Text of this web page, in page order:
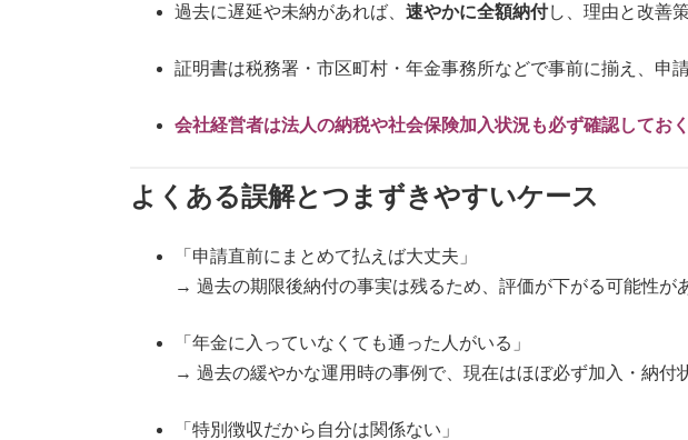
過去に遅延や未納があれば、 速やかに全額納付し、理由と改善
証明書は税務署・市区町村・年金事務所などで事前に揃え、申
会社経営者は法人の納税や社会保険加入状況も必ず確認しておく
よくある誤解とつまずきやすいケース
「申請直前にまとめて払えば大丈夫」
→ 過去の期限後納付の事実は残るため、評価が下がる可能性が
「年金に入っていなくても通った人がいる」
→ 過去の緩やかな運用時の事例で、現在はほぼ必ず加入・納付
「特別徴収だから自分は関係ない」